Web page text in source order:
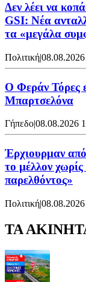
Δεν λέει να
GSI: Νέα
τα «μεγάλα
Πολιτική|
Ο Φεράν Τόρες
Μπαρτσελόνα
Γήπεδο|08.08.2026
Έρχιουρμαν
το μέλλον
παρελθόντος»
Πολιτική|
ΤΑ